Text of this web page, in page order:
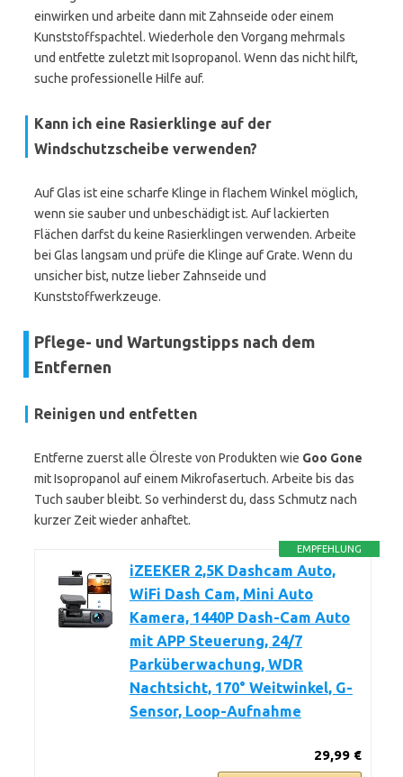
einwirken und arbeite dann mit Zahnseide oder einem
Kunststoffspachtel. Wiederhole den Vorgang mehrmals
und entfette zuletzt mit Isopropanol. Wenn das nicht hilft,
suche professionelle Hilfe auf.
Kann ich eine Rasierklinge auf der
Windschutzscheibe verwenden?
Auf Glas ist eine scharfe Klinge in flachem Winkel möglich,
wenn sie sauber und unbeschädigt ist. Auf lackierten
Flächen darfst du keine Rasierklingen verwenden. Arbeite
bei Glas langsam und prüfe die Klinge auf Grate. Wenn du
unsicher bist, nutze lieber Zahnseide und
Kunststoffwerkzeuge.
Pflege- und Wartungstipps nach dem
Entfernen
Reinigen und entfetten
Entferne zuerst alle Ölreste von Produkten wie Goo Gone
mit Isopropanol auf einem Mikrofasertuch. Arbeite bis das
Tuch sauber bleibt. So verhinderst du, dass Schmutz nach
kurzer Zeit wieder anhaftet.
EMPFEHLUNG
iZEEKER 2,5K Dashcam Auto,
WiFi Dash Cam, Mini Auto
Kamera, 1440P Dash-Cam Auto
mit APP Steuerung, 24/7
Parküberwachung, WDR
Nachtsicht, 170° Weitwinkel, G-
Sensor, Loop-Aufnahme
29,99 €